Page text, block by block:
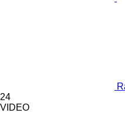
24
VIDEO